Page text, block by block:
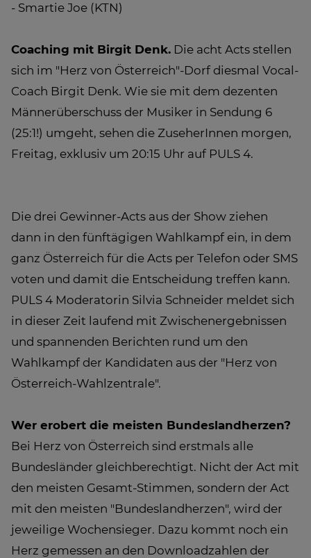
- Smartie Joe (KTN)
Coaching mit Birgit Denk. Die acht Acts stellen
sich im "Herz von Österreich"-Dorf diesmal Vocal-
Coach Birgit Denk. Wie sie mit dem dezenten
Männerüberschuss der Musiker in Sendung 6
(25:1!) umgeht, sehen die ZuseherInnen morgen,
Freitag, exklusiv um 20:15 Uhr auf PULS 4.
Die drei Gewinner-Acts aus der Show ziehen
dann in den fünftägigen Wahlkampf ein, in dem
ganz Österreich für die Acts per Telefon oder SMS
voten und damit die Entscheidung treffen kann.
PULS 4 Moderatorin Silvia Schneider meldet sich
in dieser Zeit laufend mit Zwischenergebnissen
und spannenden Berichten rund um den
Wahlkampf der Kandidaten aus der "Herz von
Österreich-Wahlzentrale".
Wer erobert die meisten Bundeslandherzen?
Bei Herz von Österreich sind erstmals alle
Bundesländer gleichberechtigt. Nicht der Act mit
den meisten Gesamt-Stimmen, sondern der Act
mit den meisten "Bundeslandherzen", wird der
jeweilige Wochensieger. Dazu kommt noch ein
Herz gemessen an den Downloadzahlen der